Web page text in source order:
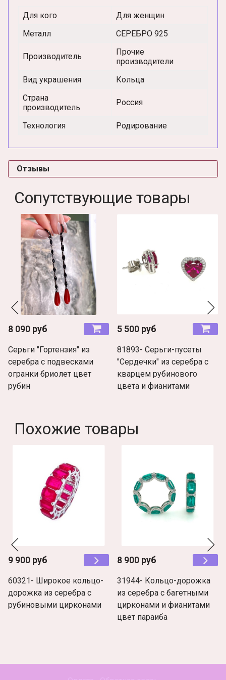
Для кого
Для женщин
Металл
СЕРЕБРО 925
Производитель
Прочие
производители
Вид украшения
Кольца
Страна
производитель
Россия
Технология Родирование
Отзывы
Сопутствующие товары
8 090 руб
Серьги "Гортензия" из
серебра с подвесками
огранки бриолет цвет
рубин
5 500 руб
81893- Серьги-пусеты
"Сердечки" из серебра с
кварцем рубинового
цвета и фианитами
Похожие товары
9 900 руб
60321- Широкое кольцо-
дорожка из серебра с
рубиновыми цирконами
8 900 руб
31944- Кольцо-дорожка
из серебра с багетными
цирконами и фианитами
цвет параиба